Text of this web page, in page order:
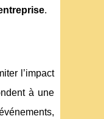
.
l’impact
à une